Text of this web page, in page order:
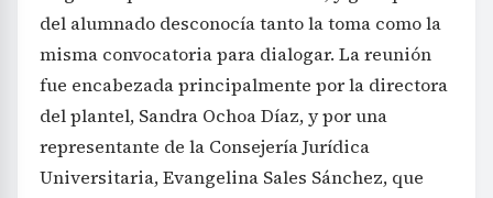
del alumnado desconocía tanto la toma como la
misma convocatoria para dialogar. La reunión
fue encabezada principalmente por la directora
del plantel, Sandra Ochoa Díaz, y por una
representante de la Consejería Jurídica
Universitaria, Evangelina Sales Sánchez, que